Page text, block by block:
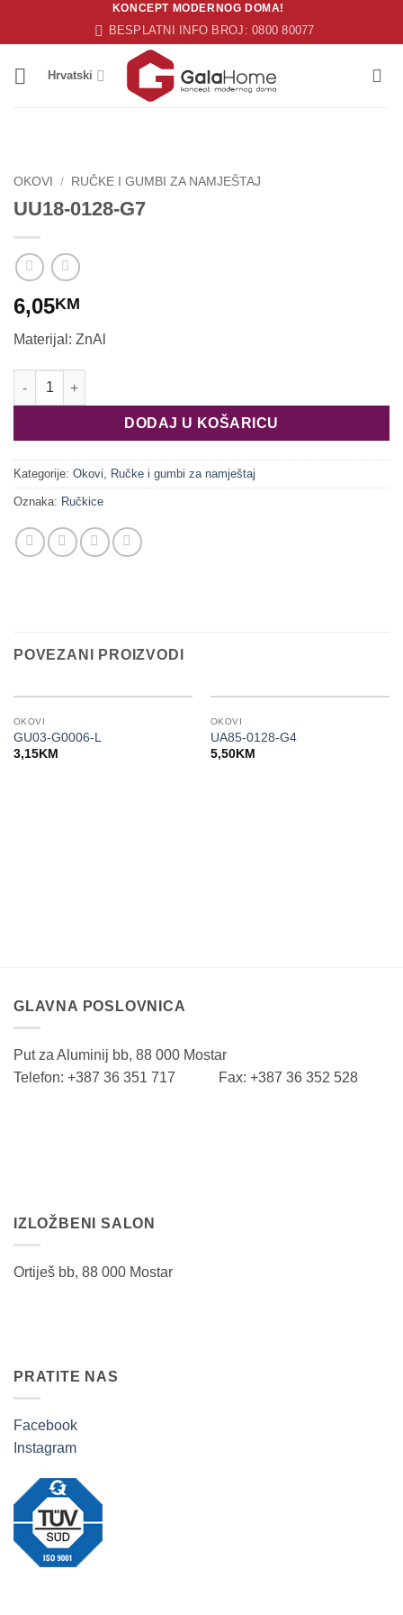
KONCEPT MODERNOG DOMA!
BESPLATNI INFO BROJ: 0800 80077
Hrvatski
OKOVI / RUČKE I GUMBI ZA NAMJEŠTAJ
UU18-0128-G7
6,05KM
Materijal: ZnAl
UU18-0128-G7 količina
DODAJ U KOŠARICU
Kategorije: Okovi, Ručke i gumbi za namještaj
Oznaka: Ručkice
POVEZANI PROIZVODI
OKOVI
GU03-G0006-L
3,15KM
OKOVI
UA85-0128-G4
5,50KM
GLAVNA POSLOVNICA
Put za Aluminij bb, 88 000 Mostar
Telefon: +387 36 351 717 Fax: +387 36 352 528
IZLOŽBENI SALON
Ortiješ bb, 88 000 Mostar
PRATITE NAS
Facebook
Instagram